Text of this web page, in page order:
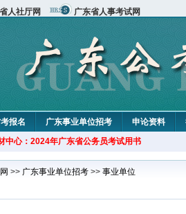
人社厅网 广东省人事考试网
报名 广东事业单位招考 申论资料
中心：2024年广东省公务员考试用书
>> 广东事业单位招考 >> 事业单位